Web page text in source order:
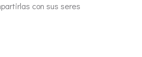
con sus seres